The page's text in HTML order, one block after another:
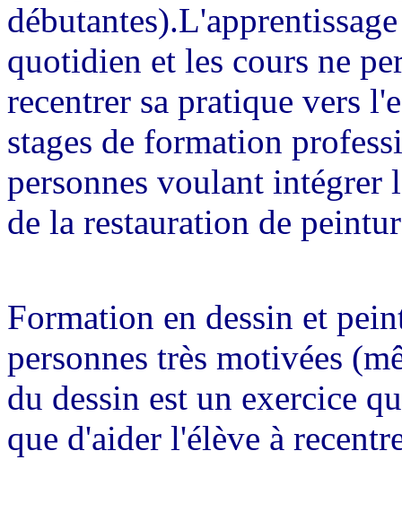
quotidien et les cours ne
recentrer sa pratique vers
stages de formation
personnes voulant intégrer
de la restauration de
Formation en dessin et
personnes très motivées
du dessin est un exercice
que d'aider l'élève à